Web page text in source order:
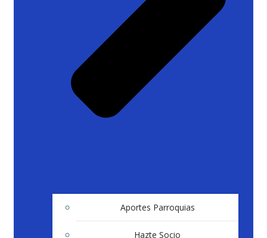
Aportes Parroquias
Hazte Socio